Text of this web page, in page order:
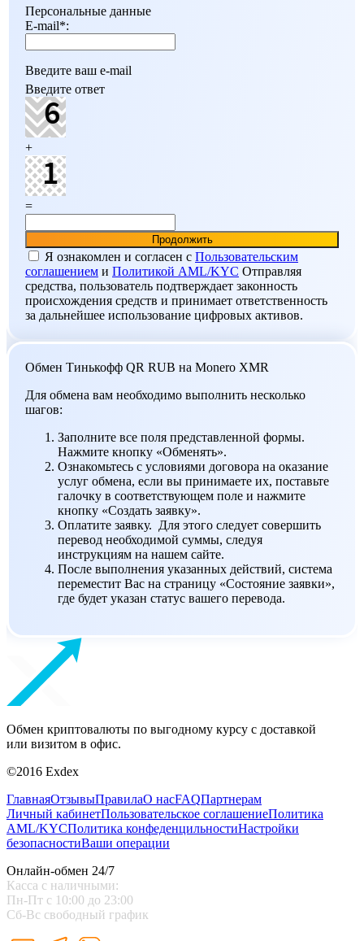
Персональные данные
E-mail*:
Введите ваш e-mail
Введите ответ
+
=
Я ознакомлен и согласен c Пользовательским
соглашением и Политикой AML/KYC Отправляя
средства, пользователь подтверждает законность
происхождения средств и принимает ответственность
за дальнейшее использование цифровых активов.
Обмен Тинькофф QR RUB на Monero XMR
Для обмена вам необходимо выполнить несколько
шагов:
Заполните все поля представленной формы.
Нажмите кнопку «Обменять».
Ознакомьтесь с условиями договора на оказание
услуг обмена, если вы принимаете их, поставьте
галочку в соответствующем поле и нажмите
кнопку «Создать заявку».
Оплатите заявку. Для этого следует совершить
перевод необходимой суммы, следуя
инструкциям на нашем сайте.
После выполнения указанных действий, система
переместит Вас на страницу «Состояние заявки»,
где будет указан статус вашего перевода.
Обмен криптовалюты по выгодному курсу с доставкой
или визитом в офис.
©2016 Exdex
ГлавнаяОтзывыПравилаО насFAQПартнерам
Личный кабинетПользовательское соглашениеПолитика
AML/KYCПолитика конфеденцильностиНастройки
безопасностиВаши операции
Онлайн-обмен 24/7
Касса с наличными:
Пн-Пт с 10:00 до 23:00
Сб-Вс свободный график